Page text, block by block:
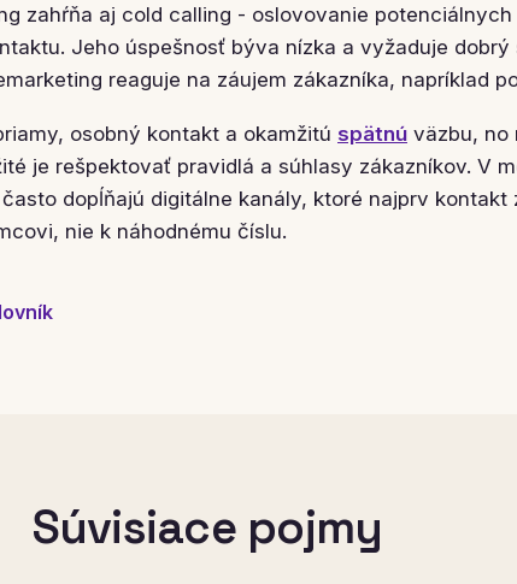
zahŕňa aj cold calling - oslovovanie potenciálnych
Jeho úspešnosť býva nízka a vyžaduje dobrý
reaguje na záujem zákazníka, napríklad
osobný kontakt a okamžitú spätnú väzbu, no
je rešpektovať pravidlá a súhlasy zákazníkov. V
dopĺňajú digitálne kanály, ktoré najprv kontakt
nie k náhodnému číslu.
Súvisiace pojmy